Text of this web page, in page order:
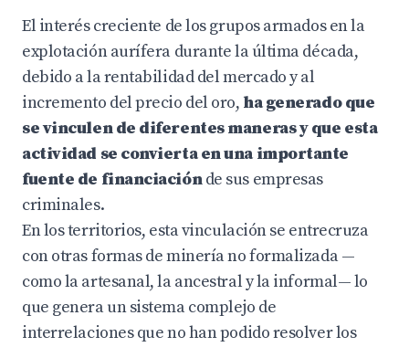
El interés creciente de los grupos armados en la
explotación aurífera durante la última década,
debido a la rentabilidad del mercado y al
incremento del precio del oro, ha generado que
se vinculen de diferentes maneras y que esta
actividad se convierta en una importante
fuente de financiaciónde sus empresas
criminales.
En los territorios, esta vinculación se entrecruza
con otras formas de minería no formalizada —
como la artesanal, la ancestral y la informal— lo
que genera un sistema complejo de
interrelaciones que no han podido resolver los